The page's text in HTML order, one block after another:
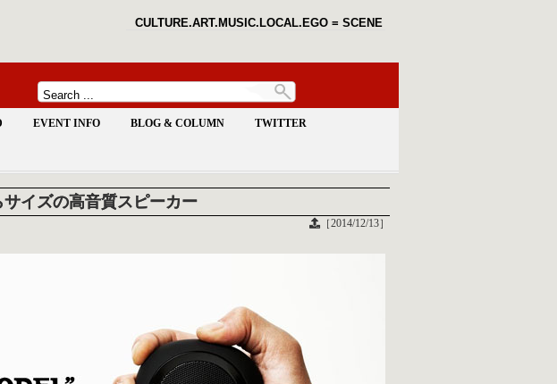
CULTURE.ART.MUSIC.LOCAL.EGO = SCENE
EVENT INFO BLOG & COLUMN TWITTER
イズの高音質スピーカー
［2014/12/13］